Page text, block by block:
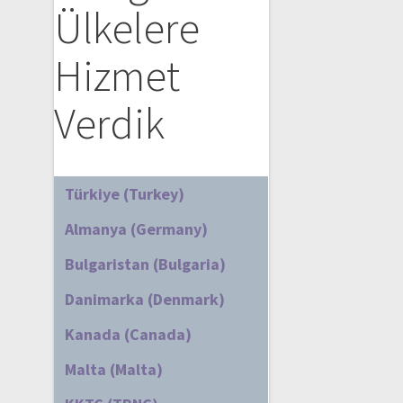
Ülkelere
Hizmet
Verdik
Türkiye (Turkey)
Almanya (Germany)
Bulgaristan (Bulgaria)
Danimarka (Denmark)
Kanada (Canada)
Malta (Malta)